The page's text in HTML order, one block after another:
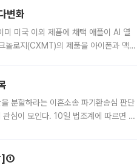
변화
미 미국 이외 제품에 채택 애플이 AI 열
놀로지(CXMT)의 제품을 아이폰과 맥북
분할하라는 이혼소송 파기환송심 판단
심이 모인다. 10일 법조계에 따르면 최
]①